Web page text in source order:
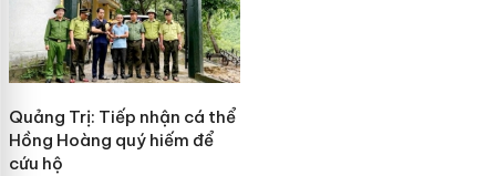
Quảng Trị: Tiếp nhận cá thể
Hồng Hoàng quý hiếm để
cứu hộ